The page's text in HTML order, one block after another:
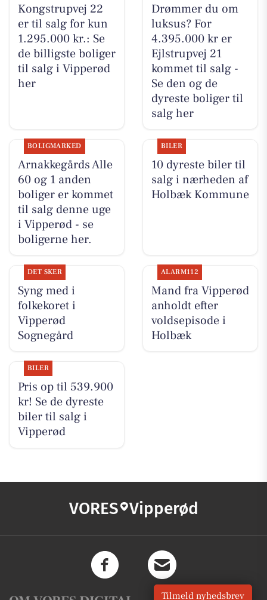
Kongstrupvej 22
er til salg for kun
1.295.000 kr.: Se
de billigste boliger
til salg i Vipperød
her
Drømmer du om
luksus? For
4.395.000 kr er
Ejlstrupvej 21
kommet til salg -
Se den og de
dyreste boliger til
salg her
BOLIGMARKED
Arnakkegårds Alle
60 og 1 anden
boliger er kommet
til salg denne uge
i Vipperød - se
boligerne her.
BILER
10 dyreste biler til
salg i nærheden af
Holbæk Kommune
DET SKER
Syng med i
folkekoret i
Vipperød
Sognegård
ALARM112
Mand fra Vipperød
anholdt efter
voldsepisode i
Holbæk
BILER
Pris op til 539.900
kr! Se de dyreste
biler til salg i
Vipperød
VORES Vipperød
Tilmeld nyhedsbrev